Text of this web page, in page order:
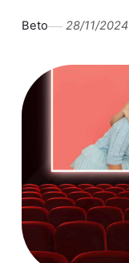
Beto 28/11/2024